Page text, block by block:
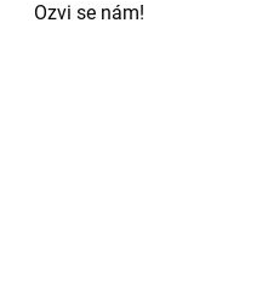
Ozvi se nám!